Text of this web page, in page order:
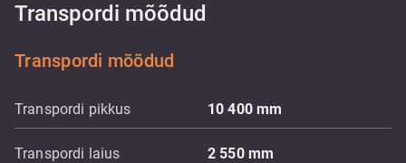
Transpordi mõõdud
Transpordi mõõdud
Transpordi pikkus 10 400mm
Transpordi laius 2 550 mm